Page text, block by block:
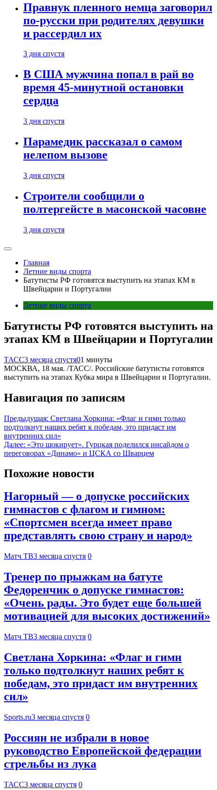
Правнук пленного немца заговорил
по-русски при родителях девушки
и рассердил их
3 дня спустя
В США мужчина попал в рай во
время 45-минутной остановки
сердца
3 дня спустя
Парамедик рассказал о самом
нелепом вызове
3 дня спустя
Строители сообщили о
полтергейсте в масонской часовне
3 дня спустя
Главная
Летние виды спорта
Батутисты РФ готовятся выступить на этапах КМ в
Швейцарии и Португалии
Летние виды спорта
Батутисты РФ готовятся выступить на
этапах КМ в Швейцарии и Португалии
ТАСС3 месяца спустя01 минуты
МОСКВА, 18 мая. /ТАСС/. Российские батутисты готовятся
выступить на этапах Кубка мира в Швейцарии и Португалии.
Навигация по записям
Предыдущая: Светлана Хоркина: «Флаг и гимн только
подтолкнут наших ребят к победам, это придаст им
внутренних сил»
Далее: «Это шокирует». Гурцкая поделился инсайдом о
переговорах «Динамо» и ЦСКА со Шварцем
Похожие новости
Нагорный — о допуске российских
гимнастов с флагом и гимном:
«Спортсмен всегда имеет право
представлять свою страну и народ»
Матч ТВ3 месяца спустя 0
Тренер по прыжкам на батуте
Федоренчик о допуске гимнастов:
«Очень рады. Это будет еще большей
мотивацией для высоких достижений»
Матч ТВ3 месяца спустя 0
Светлана Хоркина: «Флаг и гимн
только подтолкнут наших ребят к
победам, это придаст им внутренних
сил»
Sports.ru3 месяца спустя 0
Россиян не избрали в новое
руководство Европейской федерации
стрельбы из лука
ТАСС3 месяца спустя 0